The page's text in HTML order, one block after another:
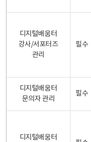
디지털배움터
강사/서포터즈
관리
필수
디지털배움터
문의자 관리
필수
디지털배움터